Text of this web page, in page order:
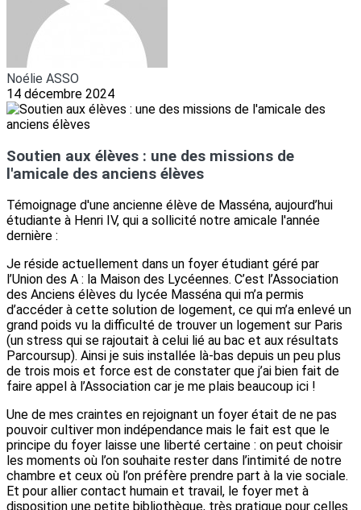
Noélie ASSO
14 décembre 2024
Soutien aux élèves : une des missions de
l'amicale des anciens élèves
Témoignage d'une ancienne élève de Masséna, aujourd’hui
étudiante à Henri IV, qui a sollicité notre amicale l'année
dernière :
Je réside actuellement dans un foyer étudiant géré par
l’Union des A : la Maison des Lycéennes. C’est l’Association
des Anciens élèves du lycée Masséna qui m’a permis
d’accéder à cette solution de logement, ce qui m’a enlevé un
grand poids vu la difficulté de trouver un logement sur Paris
(un stress qui se rajoutait à celui lié au bac et aux résultats
Parcoursup). Ainsi je suis installée là-bas depuis un peu plus
de trois mois et force est de constater que j’ai bien fait de
faire appel à l’Association car je me plais beaucoup ici !
Une de mes craintes en rejoignant un foyer était de ne pas
pouvoir cultiver mon indépendance mais le fait est que le
principe du foyer laisse une liberté certaine : on peut choisir
les moments où l’on souhaite rester dans l’intimité de notre
chambre et ceux où l’on préfère prendre part à la vie sociale.
Et pour allier contact humain et travail, le foyer met à
disposition une petite bibliothèque, très pratique pour celles